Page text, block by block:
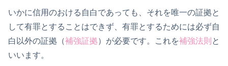
いかに信用のおける自白であっても、それを唯一の証拠と
して有罪とすることはできず、有罪とするためには必ず自
白以外の証拠（補強証拠）が必要です。これを補強法則 と
いいます。